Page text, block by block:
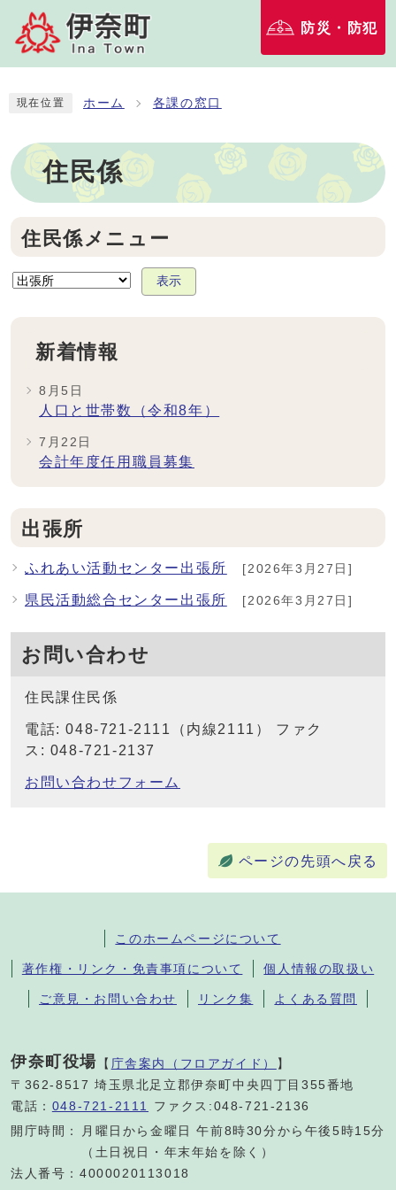
防災・防犯
現在位置 ホーム 各課の窓口
住民係
住民係メニュー
表示
新着情報
8月5日
人口と世帯数（令和8年）
7月22日
会計年度任用職員募集
出張所
ふれあい活動センター出張所 [2026年3月27日]
県民活動総合センター出張所 [2026年3月27日]
お問い合わせ
住民課住民係
電話: 048-721-2111（内線2111） ファク
ス: 048-721-2137
お問い合わせフォーム
ページの先頭へ戻る
このホームページについて
著作権・リンク・免責事項について 個人情報の取扱い
ご意見・お問い合わせ リンク集 よくある質問
伊奈町役場 【 庁舎案内（フロアガイド） 】
〒362-8517 埼玉県北足立郡伊奈町中央四丁目355番地
電話： 048-721-2111
ファクス:048-721-2136
開庁時間：
月曜日から金曜日 午前8時30分から午後5時15分
（土日祝日・年末年始を除く）
法人番号：4000020113018